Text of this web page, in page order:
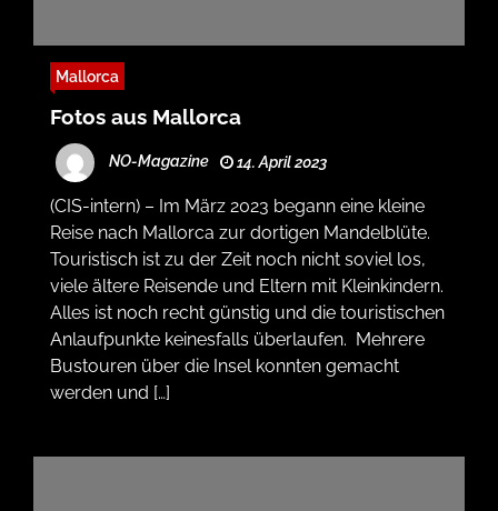
Mallorca
Fotos aus Mallorca
NO-Magazine 14. April 2023
(CIS-intern) – Im März 2023 begann eine kleine
Reise nach Mallorca zur dortigen Mandelblüte.
Touristisch ist zu der Zeit noch nicht soviel los,
viele ältere Reisende und Eltern mit Kleinkindern.
Alles ist noch recht günstig und die touristischen
Anlaufpunkte keinesfalls überlaufen. Mehrere
Bustouren über die Insel konnten gemacht
werden und […]